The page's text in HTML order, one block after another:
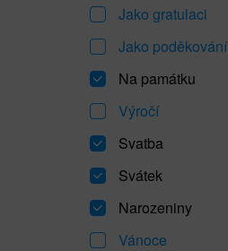
Jako gratulaci
Jako poděkování
Na památku
Výročí
Svatba
Svátek
Narozeniny
Vánoce